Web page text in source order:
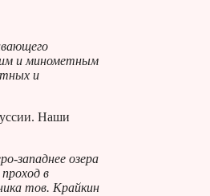
и минометным
и
Наши
западнее озера
в
тов. Крайкин